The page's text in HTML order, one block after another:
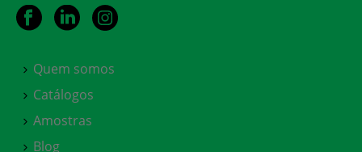
Quem somos
Catálogos
Amostras
Blog